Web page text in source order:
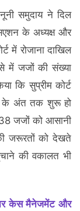
समुदाय ने दिल
के अध्यक्ष और
में रोजाना दाखिल
में जजों की संख्या
कि सुप्रीम कोर्ट
के अंत तक शुरू हो
38 जजों को आसानी
जरूरतों को देखते
की वकालत भी
केस मैनेजमेंट और